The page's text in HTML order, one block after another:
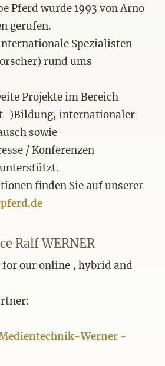
Pferd wurde 1993 von Arno
gerufen.
Spezialisten
rund ums
Projekte im Bereich
)Bildung, internationaler
sowie
/ Konferenzen
finden Sie auf unserer
Ralf WERNER
our online , hybrid and
Werner -